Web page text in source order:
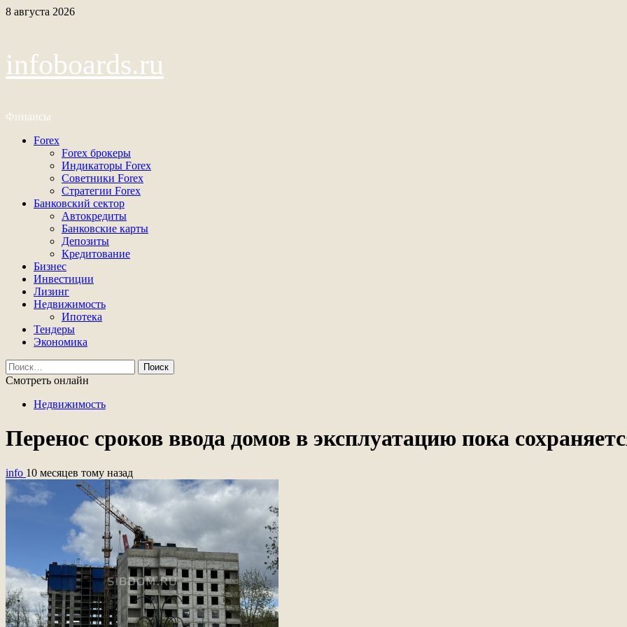
Перейти
8 августа 2026
infoboards.ru
Финансы
Основное
Forex
Forex брокеры
Индикаторы Forex
Советники Forex
Стратегии Forex
Банковский сектор
Автокредиты
Банковские карты
Депозиты
Кредитование
Бизнес
Инвестиции
Лизинг
Недвижимость
Ипотека
Тендеры
Экономика
Найти:
Смотреть онлайн
Недвижимость
Перенос сроков ввода домов в эксплуатацию пока
info 10 месяцев тому назад